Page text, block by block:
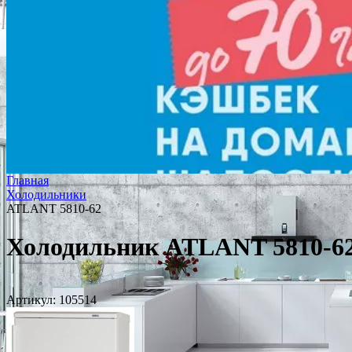
Главная
Холодильники
ATLANT 5810-62
Холодильник ATLANT 5810-
Артикул: 105514